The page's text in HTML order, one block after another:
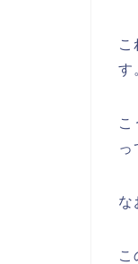
こ
す
こ
っ
な
こ